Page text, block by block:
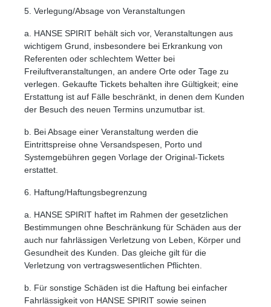
5. Verlegung/Absage von Veranstaltungen
a. HANSE SPIRIT behält sich vor, Veranstaltungen aus
wichtigem Grund, insbesondere bei Erkrankung von
Referenten oder schlechtem Wetter bei
Freiluftveranstaltungen, an andere Orte oder Tage zu
verlegen. Gekaufte Tickets behalten ihre Gültigkeit; eine
Erstattung ist auf Fälle beschränkt, in denen dem Kunden
der Besuch des neuen Termins unzumutbar ist.
b. Bei Absage einer Veranstaltung werden die
Eintrittspreise ohne Versandspesen, Porto und
Systemgebühren gegen Vorlage der Original-Tickets
erstattet.
6. Haftung/Haftungsbegrenzung
a. HANSE SPIRIT haftet im Rahmen der gesetzlichen
Bestimmungen ohne Beschränkung für Schäden aus der
auch nur fahrlässigen Verletzung von Leben, Körper und
Gesundheit des Kunden. Das gleiche gilt für die
Verletzung von vertragswesentlichen Pflichten.
b. Für sonstige Schäden ist die Haftung bei einfacher
Fahrlässigkeit von HANSE SPIRIT sowie seinen
Links unterstreichen Gut lesbare Schrift